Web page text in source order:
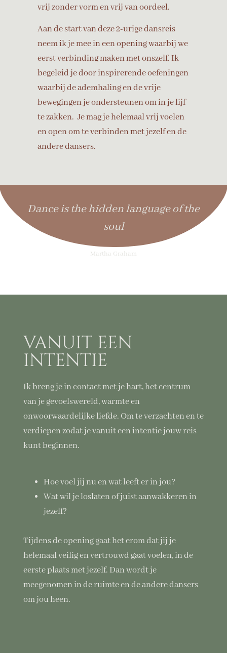
vrij zonder vorm en vrij van oordeel.
Aan de start van deze 2-urige dansreis
neem ik je mee in een opening waarbij we
eerst verbinding maken met onszelf. Ik
begeleid je door inspirerende oefeningen
waarbij de ademhaling en de vrije
bewegingen je ondersteunen om in je lijf
te zakken. Je mag je helemaal vrij voelen
en open om te verbinden met jezelf en de
andere dansers.
Dance is the hidden language of the
soul
Martha Graham
VANUIT EEN
INTENTIE
Ik breng je in contact met je hart, het centrum
van je gevoelswereld, warmte en
onwoorwaardelijke liefde. Om te verzachten en te
verdiepen zodat je vanuit een intentie jouw reis
kunt beginnen.
Hoe voel jij nu en wat leeft er in jou?
Wat wil je loslaten of juist aanwakkeren in
jezelf?
Tijdens de opening gaat het erom dat jij je
helemaal veilig en vertrouwd gaat voelen, in de
eerste plaats met jezelf. Dan wordt je
meegenomen in de ruimte en de andere dansers
om jou heen.